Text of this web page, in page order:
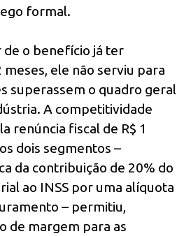
formal.
de o benefício já ter
ele não serviu para
superassem o quadro geral
A competitividade
renúncia fiscal de R$ 1
dois segmentos –
da contribuição de 20% do
ao INSS por uma alíquota
– permitiu,
de margem para as